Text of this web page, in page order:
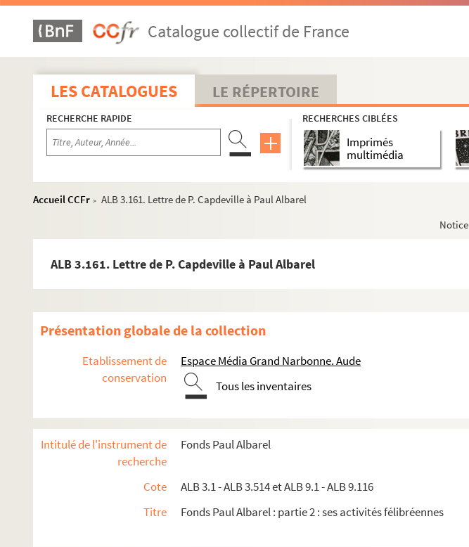
Catalogue collectif de France
LES CATALOGUES LE RÉPERTOIRE
RECHERCHE RAPIDE RECHERCHES CIBLÉES
Imprimés
multimédia
Accueil CCFr > ALB 3.161. Lettre de P. Capdeville à Paul Albarel
Notice
ALB 3.161. Lettre de P. Capdeville à Paul Albarel
Présentation globale de la collection
Etablissement de
conservation
Espace Média Grand Narbonne. Aude
Tous les inventaires
Intitulé de l'instrument de
recherche
Fonds Paul Albarel
Cote
ALB 3.1 - ALB 3.514 et ALB 9.1 - ALB 9.116
Titre
Fonds Paul Albarel : partie 2 : ses activités félibréennes
Activités et manifestations félibréennes
ALB 3.1. Carte de Félibre de Paul Albarel (Escolo Moundino)
ALB 3.11. Brouillons de Paul Albarel relatifs au Félibrige et aux félibres
ALB 3.12. Albarel (Paul). -
L'association "La Cigalo narbouneso"
Les revues "La Cigalo narbouneso" et "Almanac narbounes"
Correspondance félibréenne de Paul Albarel
Documents non attribués
B
C
ALB 3.156. Lettre de Lou Cagaraut à Paul Albarel